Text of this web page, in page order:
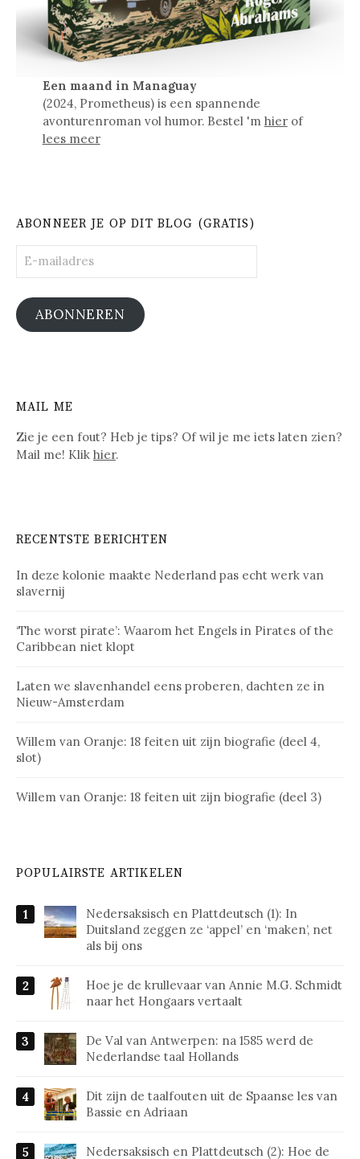
Een maand in Managuay
(2024, Prometheus) is een spannende
avonturenroman vol humor. Bestel 'm hierof
lees meer
ABONNEER JE OP DIT BLOG (GRATIS)
mailadres
ABONNEREN
MAIL ME
Zie je een fout? Heb je tips? Of wil je me iets laten zien?
Mail me! Klik hier.
RECENTSTE BERICHTEN
In deze kolonie maakte Nederland pas echt werk van
slavernij
‘The worst pirate’: Waarom het Engels in Pirates of the
Caribbean niet klopt
Laten we slavenhandel eens proberen, dachten ze in
Nieuw-Amsterdam
Willem van Oranje: 18 feiten uit zijn biografie (deel 4,
slot)
Willem van Oranje: 18 feiten uit zijn biografie (deel 3)
POPULAIRSTE ARTIKELEN
Nedersaksisch en Plattdeutsch (1): In
Duitsland zeggen ze ‘appel’ en ‘maken’, net
als bij ons
Hoe je de krullevaar van Annie M.G. Schmidt
naar het Hongaars vertaalt
De Val van Antwerpen: na 1585 werd de
Nederlandse taal Hollands
Dit zijn de taalfouten uit de Spaanse les van
Bassie en Adriaan
Nedersaksisch en Plattdeutsch (2): Hoe de